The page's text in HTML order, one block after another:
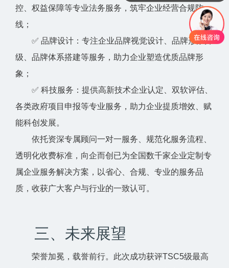
控、权益保障等专业法务服务，筑牢企业经营合规防
线；
✅ 品牌设计：专注企业品牌视觉设计、品牌形象升
级、品牌体系搭建等服务，助力企业塑造优质品牌形
象；
✅ 科技服务：提供高新技术企业认定、双软评估、
各类政府项目申报等专业服务，助力企业提质增效、赋
能科创发展。
依托资深专属顾问一对一服务、规范化服务流程、
透明化收费标准，向企而创已为全国数千家企业定制专
属企业服务解决方案，以省心、合规、专业的服务品
质，收获广大客户与行业的一致认可。
三、未来展望
荣誉加冕，载誉前行。此次成功获评TSC5级最高